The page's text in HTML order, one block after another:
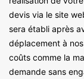
devis via le site
sera établi après
déplacement à
coûts comme la
demande sans